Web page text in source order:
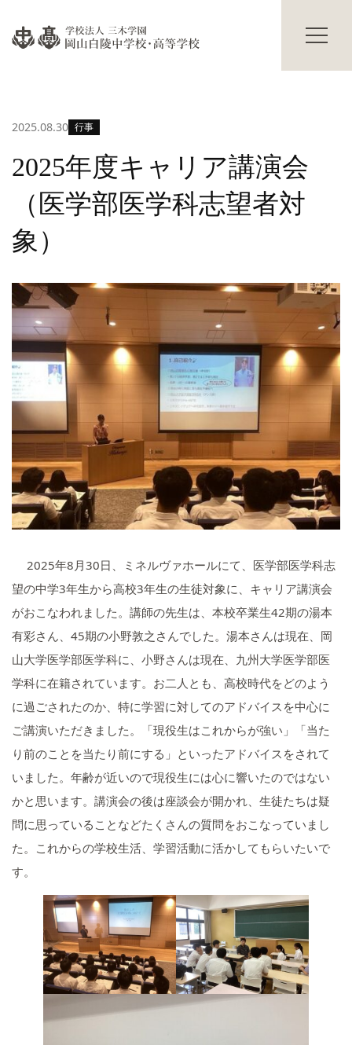
進路の行事
学校生活
主な学校行事
部活動
生徒の活躍
その他
保護者の方へ
プライバシーポリシー
サイトマップ
教職員募集
いじめ防止基本方針
学校施設の耐震化への取組状
況
2025.08.30 行事
2025年度キャリア講演会
（医学部医学科志望者対
象）
2025年8月30日、ミネルヴァホールにて、医学部医学科志
望の中学3年生から高校3年生の生徒対象に、キャリア講演会
がおこなわれました。講師の先生は、本校卒業生42期の湯本
有彩さん、45期の小野敦之さんでした。湯本さんは現在、岡
山大学医学部医学科に、小野さんは現在、九州大学医学部医
学科に在籍されています。お二人とも、高校時代をどのよう
に過ごされたのか、特に学習に対してのアドバイスを中心に
ご講演いただきました。「現役生はこれからが強い」「当た
り前のことを当たり前にする」といったアドバイスをされて
いました。年齢が近いので現役生には心に響いたのではない
かと思います。講演会の後は座談会が開かれ、生徒たちは疑
問に思っていることなどたくさんの質問をおこなっていまし
た。これからの学校生活、学習活動に活かしてもらいたいで
す。